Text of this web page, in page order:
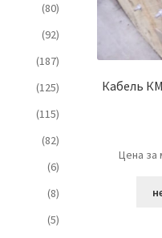
Кабель
Цена за
(80)
(92)
(187)
(125)
(115)
(82)
(6)
(8)
(5)